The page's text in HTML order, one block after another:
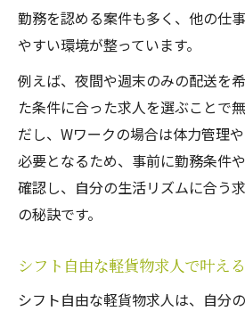
勤務を認める案件も多く、他の仕
やすい環境が整っています。
例えば、夜間や週末のみの配送を
た条件に合った求人を選ぶことで
だし、Wワークの場合は体力管理
必要となるため、事前に勤務条件
確認し、自分の生活リズムに合う
の秘訣です。
シフト自由な軽貨物求人で叶え
シフト自由な軽貨物求人は、自分